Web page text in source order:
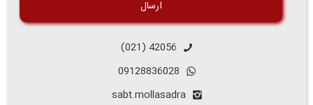
42056 (021)
09128836028
sabt.mollasadra